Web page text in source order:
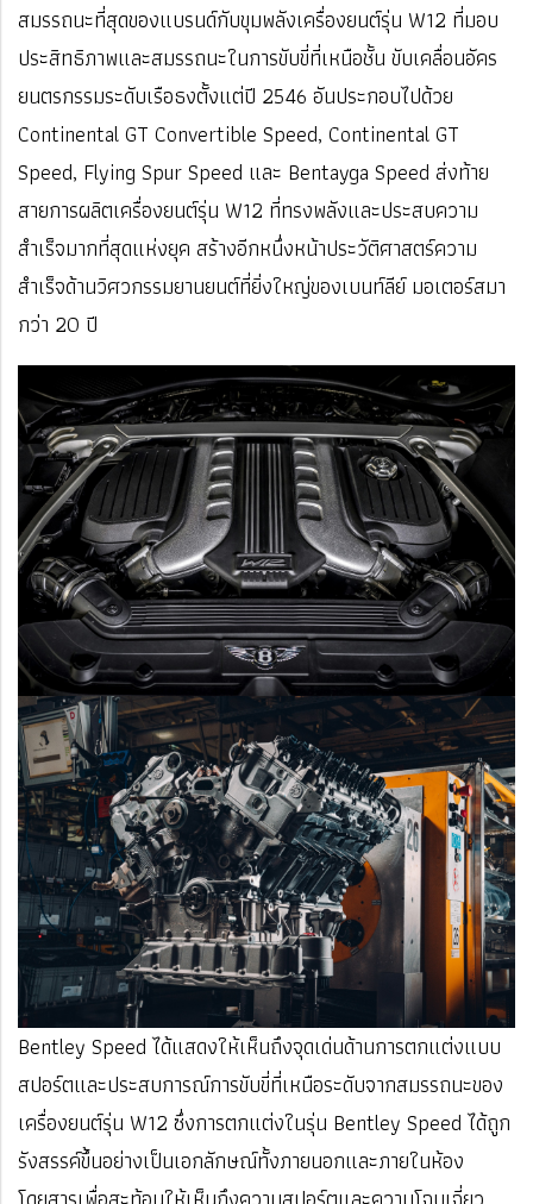
สมรรถนะที่สุดของแบรนด์กับขุมพลังเครื่องยนต์รุ่น W12 ที่มอบ
ประสิทธิภาพและสมรรถนะในการขับขี่ที่เหนือชั้น ขับเคลื่อนอัคร
ยนตรกรรมระดับเรือธงตั้งแต่ปี 2546 อันประกอบไปด้วย
Continental GT Convertible Speed, Continental GT
Speed, Flying Spur Speed และ Bentayga Speed ส่งท้าย
สายการผลิตเครื่องยนต์รุ่น W12 ที่ทรงพลังและประสบความ
สำเร็จมากที่สุดแห่งยุค สร้างอีกหนึ่งหน้าประวัติศาสตร์ความ
สำเร็จด้านวิศวกรรมยานยนต์ที่ยิ่งใหญ่ของเบนท์ลีย์ มอเตอร์สมา
กว่า 20 ปี
Bentley Speed ได้แสดงให้เห็นถึงจุดเด่นด้านการตกแต่งแบบ
สปอร์ตและประสบการณ์การขับขี่ที่เหนือระดับจากสมรรถนะของ
เครื่องยนต์รุ่น W12 ซึ่งการตกแต่งในรุ่น Bentley Speed ได้ถูก
รังสรรค์ขึ้นอย่างเป็นเอกลักษณ์ทั้งภายนอกและภายในห้อง